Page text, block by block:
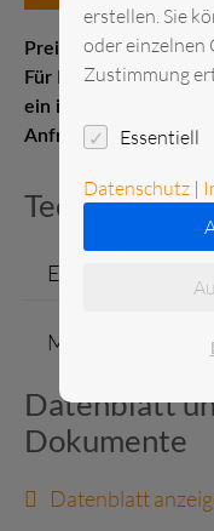
Preis pro Stück
Für Kurz- oder
ein individuelles
Anfrage.
Technische
Einzelgewicht
Maße
Datenblatt
Dokumente
Datenblatt
erstellen. Sie
oder einzelnen
Zustimmung
Essentiell
Datenschutz |